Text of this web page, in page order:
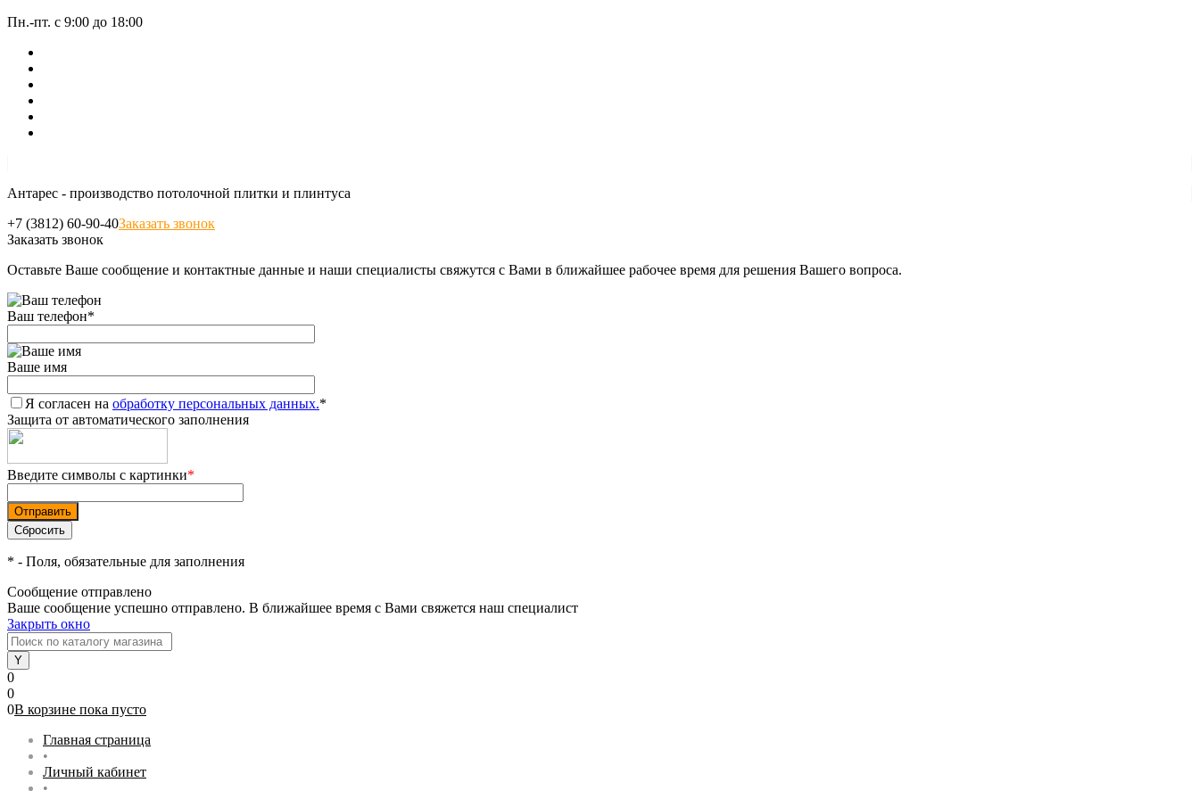
Пн.-пт. с 9:00 до 18:00
Антарес - производство потолочной плитки и плинтуса
+7 (3812) 60-90-40Заказать звонок
Заказать звонок
Оставьте Ваше сообщение и контактные данные и наши специалисты свяжутся с Вами в ближайшее рабочее время для решения Вашего вопроса.
Ваш телефон*
Ваше имя
Я согласен на обработку персональных данных.*
Защита от автоматического заполнения
Введите символы с картинки*
* - Поля, обязательные для заполнения
Сообщение отправлено
Ваше сообщение успешно отправлено. В ближайшее время с Вами свяжется наш специалист
Закрыть окно
0
0
0В корзине пока пусто
Главная страница
•
Личный кабинет
•